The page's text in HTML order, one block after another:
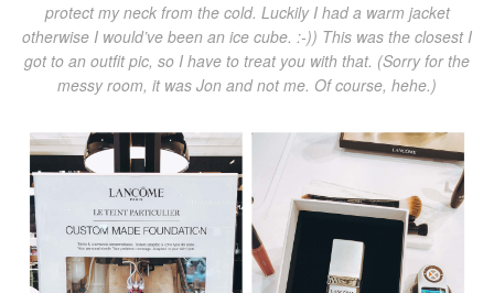
protect my neck from the cold. Luckily I had a warm jacket
otherwise I would’ve been an ice cube. :-)) This was the closest I
got to an outfit pic, so I have to treat you with that. (Sorry for the
messy room, it was Jon and not me. Of course, hehe.)